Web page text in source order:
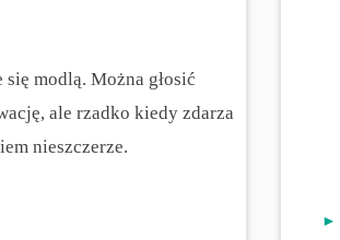
modlą. Można głosić
ale rzadko kiedy zdarza
nieszczerze.
►